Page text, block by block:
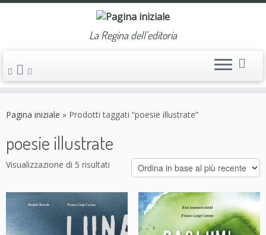
La Regina dell'editoria
Pagina iniziale » Prodotti taggati “poesie illustrate”
poesie illustrate
Visualizzazione di 5 risultati